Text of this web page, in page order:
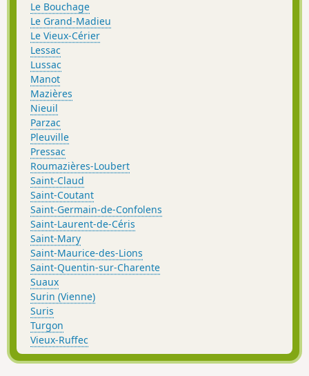
Le Bouchage
Le Grand-Madieu
Le Vieux-Cérier
Lessac
Lussac
Manot
Mazières
Nieuil
Parzac
Pleuville
Pressac
Roumazières-Loubert
Saint-Claud
Saint-Coutant
Saint-Germain-de-Confolens
Saint-Laurent-de-Céris
Saint-Mary
Saint-Maurice-des-Lions
Saint-Quentin-sur-Charente
Suaux
Surin (Vienne)
Suris
Turgon
Vieux-Ruffec